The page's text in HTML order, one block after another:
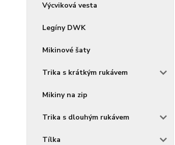
Výcviková vesta
Legíny DWK
Mikinové šaty
Trika s krátkým rukávem
Mikiny na zip
Trika s dlouhým rukávem
Tílka